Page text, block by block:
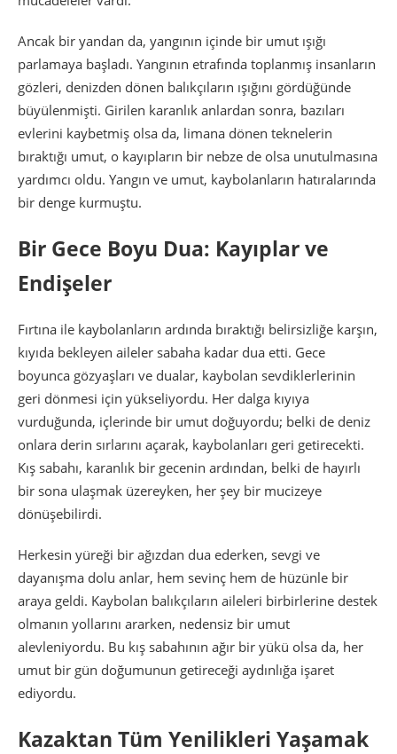
Ancak bir yandan da, yangının içinde bir umut ışığı
parlamaya başladı. Yangının etrafında toplanmış insanların
gözleri, denizden dönen balıkçıların ışığını gördüğünde
büyülenmişti. Girilen karanlık anlardan sonra, bazıları
evlerini kaybetmiş olsa da, limana dönen teknelerin
bıraktığı umut, o kayıpların bir nebze de olsa unutulmasına
yardımcı oldu. Yangın ve umut, kaybolanların hatıralarında
bir denge kurmuştu.
Bir Gece Boyu Dua: Kayıplar ve
Endişeler
Fırtına ile kaybolanların ardında bıraktığı belirsizliğe karşın,
kıyıda bekleyen aileler sabaha kadar dua etti. Gece
boyunca gözyaşları ve dualar, kaybolan sevdiklerlerinin
geri dönmesi için yükseliyordu. Her dalga kıyıya
vurduğunda, içlerinde bir umut doğuyordu; belki de deniz
onlara derin sırlarını açarak, kaybolanları geri getirecekti.
Kış sabahı, karanlık bir gecenin ardından, belki de hayırlı
bir sona ulaşmak üzereyken, her şey bir mucizeye
dönüşebilirdi.
Herkesin yüreği bir ağızdan dua ederken, sevgi ve
dayanışma dolu anlar, hem sevinç hem de hüzünle bir
araya geldi. Kaybolan balıkçıların aileleri birbirlerine destek
olmanın yollarını ararken, nedensiz bir umut
alevleniyordu. Bu kış sabahının ağır bir yükü olsa da, her
umut bir gün doğumunun getireceği aydınlığa işaret
ediyordu.
Kazaktan Tüm Yenilikleri Yaşamak